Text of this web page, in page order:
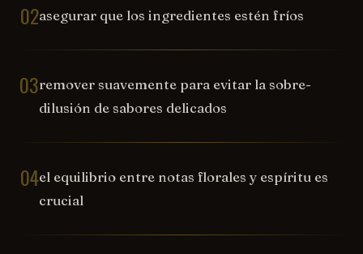
02asegurar que los ingredientes estén fríos
03remover suavemente para evitar la sobre-
dilusión de sabores delicados
04el equilibrio entre notas florales y espíritu es
crucial